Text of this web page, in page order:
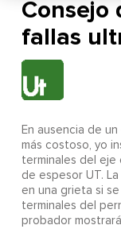
Consejo
fallas
En ausencia de
más costoso, yo
terminales del eje
de espesor UT.
en una grieta si
terminales del
probador